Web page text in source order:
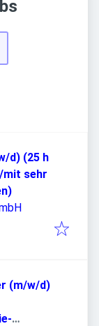
d) (25 h
mit sehr
(m/w/d)